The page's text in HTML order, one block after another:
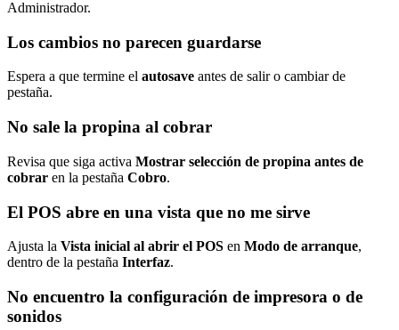
Administrador.
Los cambios no parecen guardarse
Espera a que termine el autosave antes de salir o cambiar de
pestaña.
No sale la propina al cobrar
Revisa que siga activa Mostrar selección de propina antes de
cobrar en la pestaña Cobro.
El POS abre en una vista que no me sirve
Ajusta la Vista inicial al abrir el POS en Modo de arranque,
dentro de la pestaña Interfaz.
No encuentro la configuración de impresora o de
sonidos